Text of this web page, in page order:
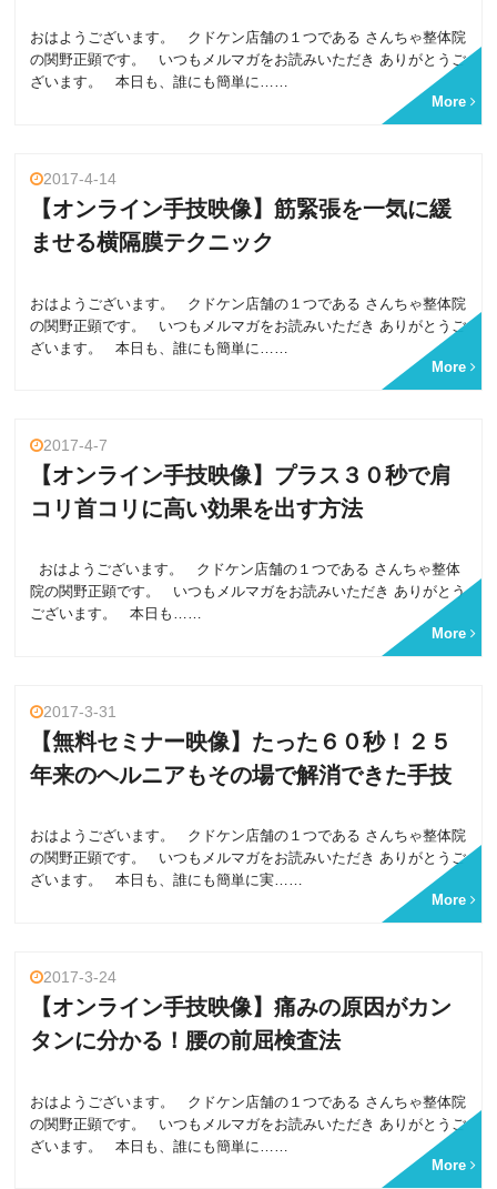
おはようございます。 クドケン店舗の１つである さんちゃ整体院
の関野正顕です。 いつもメルマガをお読みいただき ありがとうご
ざいます。 本日も、誰にも簡単に……
More
2017-4-14
【オンライン手技映像】筋緊張を一気に緩
ませる横隔膜テクニック
おはようございます。 クドケン店舗の１つである さんちゃ整体院
の関野正顕です。 いつもメルマガをお読みいただき ありがとうご
ざいます。 本日も、誰にも簡単に……
More
2017-4-7
【オンライン手技映像】プラス３０秒で肩
コリ首コリに高い効果を出す方法
おはようございます。 クドケン店舗の１つである さんちゃ整体
院の関野正顕です。 いつもメルマガをお読みいただき ありがとう
ございます。 本日も……
More
2017-3-31
【無料セミナー映像】たった６０秒！２５
年来のヘルニアもその場で解消できた手技
おはようございます。 クドケン店舗の１つである さんちゃ整体院
の関野正顕です。 いつもメルマガをお読みいただき ありがとうご
ざいます。 本日も、誰にも簡単に実……
More
2017-3-24
【オンライン手技映像】痛みの原因がカン
タンに分かる！腰の前屈検査法
おはようございます。 クドケン店舗の１つである さんちゃ整体院
の関野正顕です。 いつもメルマガをお読みいただき ありがとうご
ざいます。 本日も、誰にも簡単に……
More